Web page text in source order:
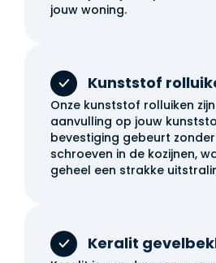
jouw woning.
Kunststof
Onze kunststof rolluiken
aanvulling op jouw
bevestiging gebeurt
schroeven in de kozijnen,
geheel een strakke
Keralit